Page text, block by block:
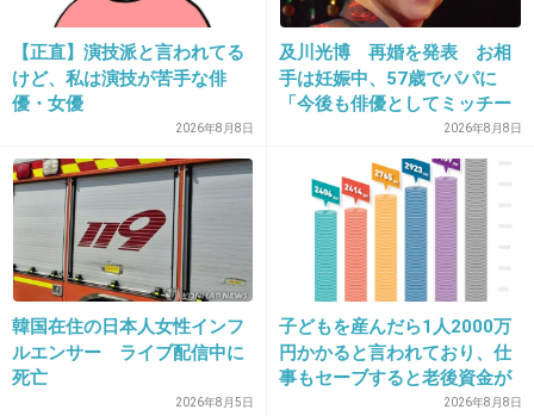
21. 匿名2013/04/28(日) 21:42:22
ますますHKTが下品になるな
出典：fx-on.com
+38 -9
22. 匿名2013/04/28(日) 21:42:52
全員に枕営業のやり方と大切さを教えるの？
あと、付き合ってるのがバレた時の対処法。
【正直】演技派と言われてる
けど、私は演技が苦手な俳
優・女優
2026年8月8日
及川光博 再婚を発表 お相
手は妊娠中、57歳でパパに
「今後も俳優としてミッチー
2026年8月8日
韓国在住の日本人女性インフ
ルエンサー ライブ配信中に
死亡
2026年8月5日
子どもを産んだら1人2000万
円かかると言われており、仕
事もセーブすると老後資金が
貯められない…一方、子育て
2026年8月8日